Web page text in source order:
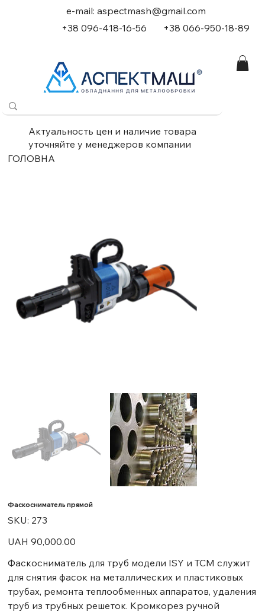
e-mail: aspectmash@gmail.com
+38 096-418-16-56 +38 066-950-18-89
Актуальность цен и наличие товара
уточняйте у менеджеров компании
ГОЛОВНА
Фаскосниматель прямой
SKU: SKU
273
273
Price
UAH 90,000.00
Фаскосниматель для труб модели ISY и TCM служит
для снятия фасок на металлических и пластиковых
трубах, ремонта теплообменных аппаратов, удаления
труб из трубных решеток. Кромкорез ручной